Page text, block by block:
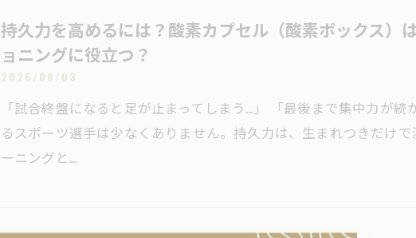
持久力を高めるには？酸素カプセル（酸素ボックス）
ョニングに役立つ？
2026/08/03
「試合終盤になると足が止まってしまう…」 「最後まで集中力が
るスポーツ選手は少なくありません。持久力は、生まれつきだけ
ーニングと…